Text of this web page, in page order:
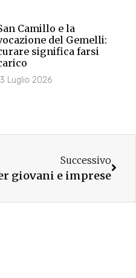
Camillo e la
del Gemelli:
significa farsi
Luglio 2026
Successivo
giovani e imprese